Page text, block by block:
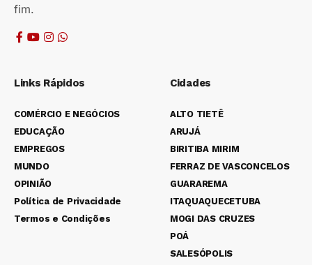
fim.
Links Rápidos
COMÉRCIO E NEGÓCIOS
EDUCAÇÃO
EMPREGOS
MUNDO
OPINIÃO
Política de Privacidade
Termos e Condições
Cidades
ALTO TIETÊ
ARUJÁ
BIRITIBA MIRIM
FERRAZ DE VASCONCELOS
GUARAREMA
ITAQUAQUECETUBA
MOGI DAS CRUZES
POÁ
SALESÓPOLIS